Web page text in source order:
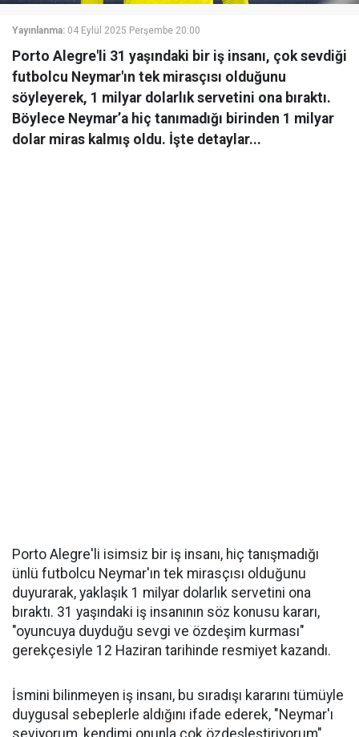
Yayınlanma: 04 Eylül 2025 Perşembe 20:00
Porto Alegre'li 31 yaşındaki bir iş insanı, çok sevdiği
futbolcu Neymar'ın tek mirasçısı olduğunu
söyleyerek, 1 milyar dolarlık servetini ona bıraktı.
Böylece Neymar’a hiç tanımadığı birinden 1 milyar
dolar miras kalmış oldu. İşte detaylar...
Porto Alegre'li isimsiz bir iş insanı, hiç tanışmadığı
ünlü futbolcu Neymar'ın tek mirasçısı olduğunu
duyurarak, yaklaşık 1 milyar dolarlık servetini ona
bıraktı. 31 yaşındaki iş insanının söz konusu kararı,
"oyuncuya duyduğu sevgi ve özdeşim kurması"
gerekçesiyle 12 Haziran tarihinde resmiyet kazandı.
İsmini bilinmeyen iş insanı, bu sıradışı kararını tümüyle
duygusal sebeplerle aldığını ifade ederek, "Neymar'ı